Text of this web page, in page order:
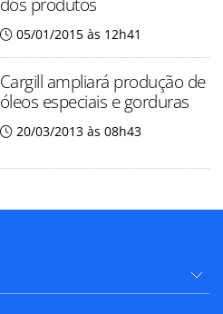
05/01/2015 às 12h41
Cargill ampliará produção de
óleos especiais e gorduras
20/03/2013 às 08h43